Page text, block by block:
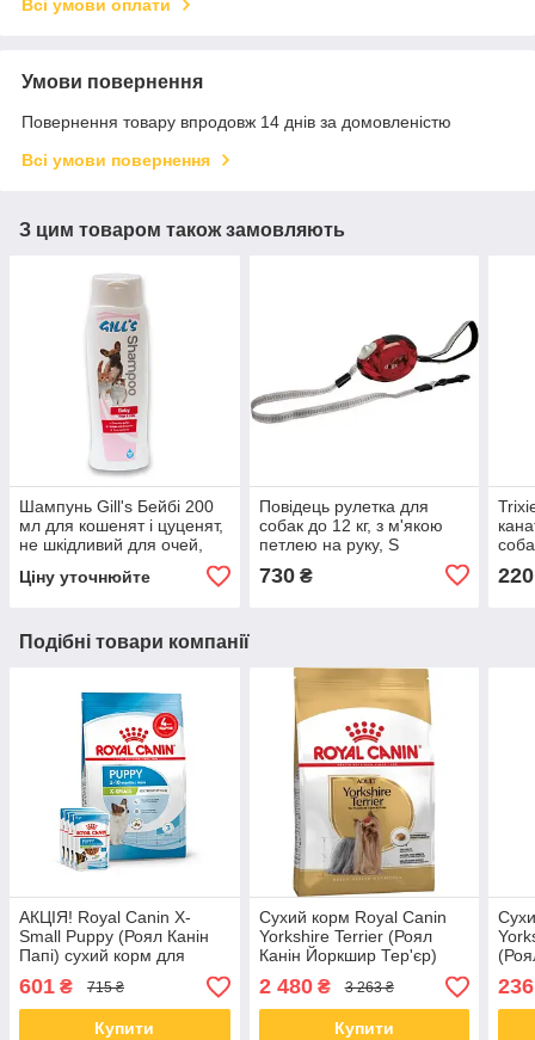
Всі умови оплати
Умови повернення
Повернення товару впродовж 14 днів за домовленістю
Всі умови повернення
З цим товаром також замовляють
Шампунь Gill's Бейбі 200
мл для кошенят і цуценят,
не шкідливий для очей,
Ціну уточнюйте
Повідець рулетка для
собак до 12 кг, з м'якою
петлею на руку, S
730₴ 220
Подібні товари компанії
АКЦІЯ! Royal Canin X-
Small Puppy (Роял Канін
Папі) сухий корм для
цуценят дрібних порід 1.5
КГ + 4 паучів У
ПОДАРУНОК!
601 ₴ 715 ₴
Купити
Сухий корм Royal Canin
Yorkshire Terrier (Роял
Канін Йоркшир Тер'єр)
для собак, 7,5 КГ
2 480₴ 3 263 ₴
Купити
0,5
236